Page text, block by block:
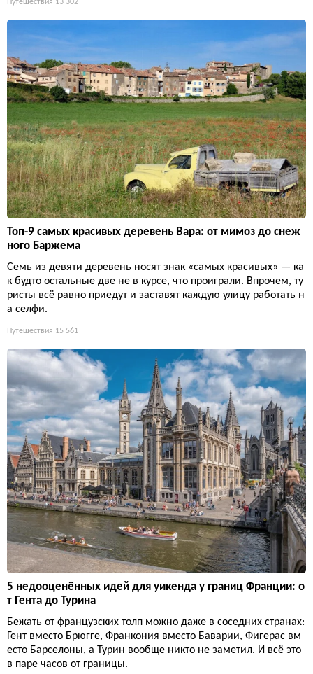
Путешествия 13 302
Топ-9 самых красивых деревень Вара: от мимоз до снеж
ного Баржема
Семь из девяти деревень носят знак «самых красивых» — ка
к будто остальные две не в курсе, что проиграли. Впрочем, ту
ристы всё равно приедут и заставят каждую улицу работать н
а селфи.
Путешествия 15 561
5 недооценённых идей для уикенда у границ Франции: о
т Гента до Турина
Бежать от французских толп можно даже в соседних странах:
Гент вместо Брюгге, Франкония вместо Баварии, Фигерас вм
есто Барселоны, а Турин вообще никто не заметил. И всё это
в паре часов от границы.